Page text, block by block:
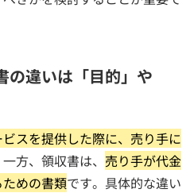
の違いは「目的」や
スを提供した際に、売り手に
方、領収書は、 売り手が代金
めの書類です。具体的な違い